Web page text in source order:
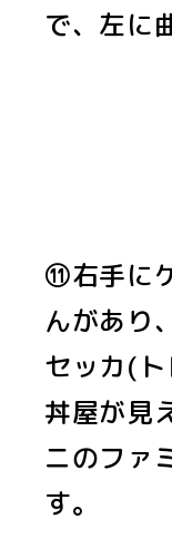
で、左に
⑪右手に
んがあり
セッカ(
丼屋が見
ニのファ
す。